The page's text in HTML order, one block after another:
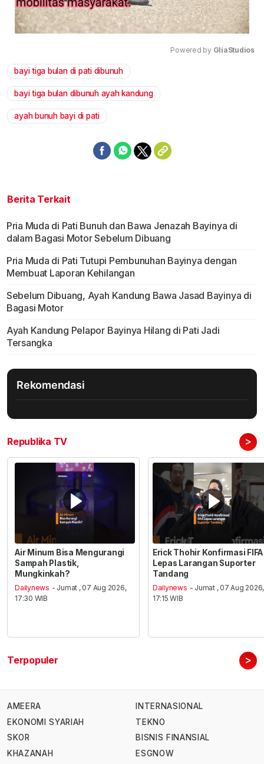
Powered by GliaStudios
bayi tiga bulan di pati dibunuh
bayi tiga bulan dibunuh ayah kandung
ayah bunuh bayi di pati
Berita Terkait
Pria Muda di Pati Bunuh dan Bawa Jenazah Bayinya di
dalam Bagasi Motor Sebelum Dibuang
Pria Muda di Pati Tutupi Pembunuhan Bayinya dengan
Membuat Laporan Kehilangan
Sebelum Dibuang, Ayah Kandung Bawa Jasad Bayinya di
Bagasi Motor
Ayah Kandung Pelapor Bayinya Hilang di Pati Jadi
Tersangka
Rekomendasi
Republika TV >
Air Minum Bisa Mengurangi
Sampah Plastik,
Mungkinkah?
Dailynews - Jumat , 07 Aug 2026,
17:30 WIB
Erick Thohir Konfirmasi FIFA
Lepas Larangan Suporter
Tandang
Dailynews - Jumat , 07 Aug 2026,
17:15 WIB
Terpopuler >
AMEERA
EKONOMI SYARIAH
SKOR
KHAZANAH
INTERNASIONAL
TEKNO
BISNIS FINANSIAL
ESGNOW